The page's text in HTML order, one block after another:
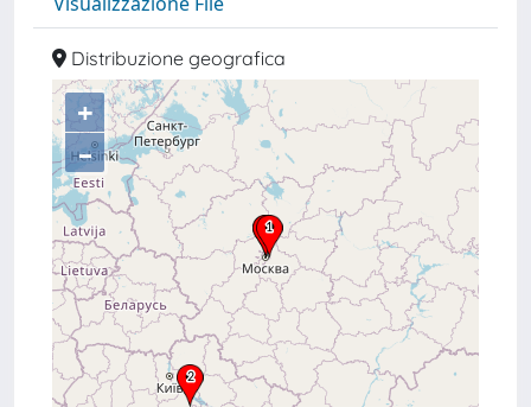
Distribuzione geografica
+
–